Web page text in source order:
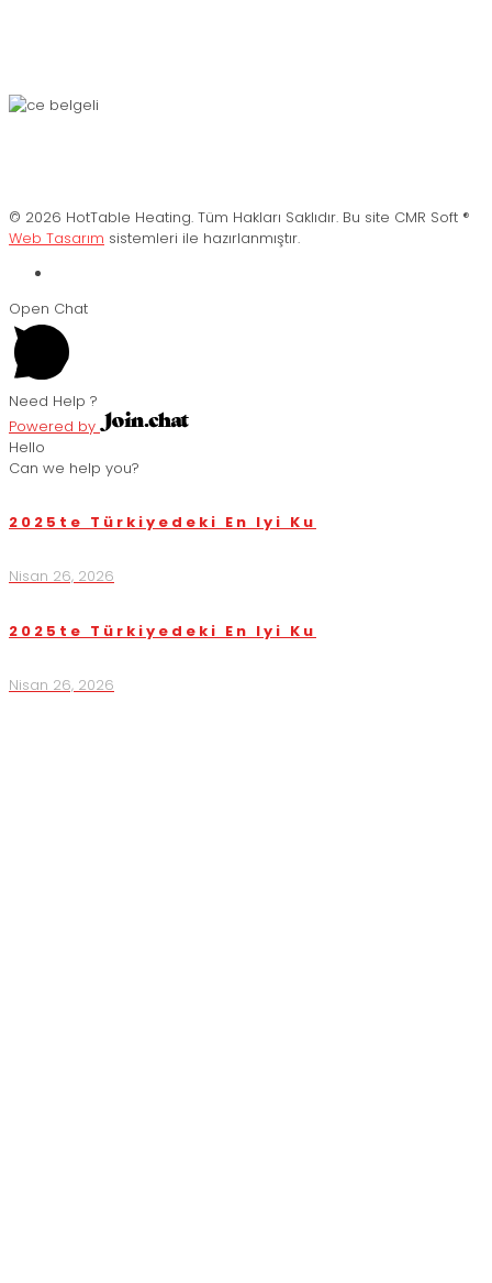
© 2026 HotTable Heating. Tüm Hakları Saklıdır. Bu site CMR Soft ®️
Web Tasarım sistemleri ile hazırlanmıştır.
Open Chat
Need Help ?
Powered by
Hello
Can we help you?
2025te Türkiyedeki En Iyi Ku
Nisan 26, 2026
2025te Türkiyedeki En Iyi Ku
Nisan 26, 2026